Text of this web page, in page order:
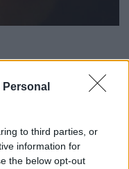
to third parties, or
information for
the below opt-out
egyre szélesebb
sok használó...